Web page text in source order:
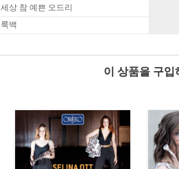
세상 참 예쁜 오드리
룩백
이 상품을 구입